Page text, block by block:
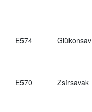
E574 Glükonsav
E570 Zsírsavak